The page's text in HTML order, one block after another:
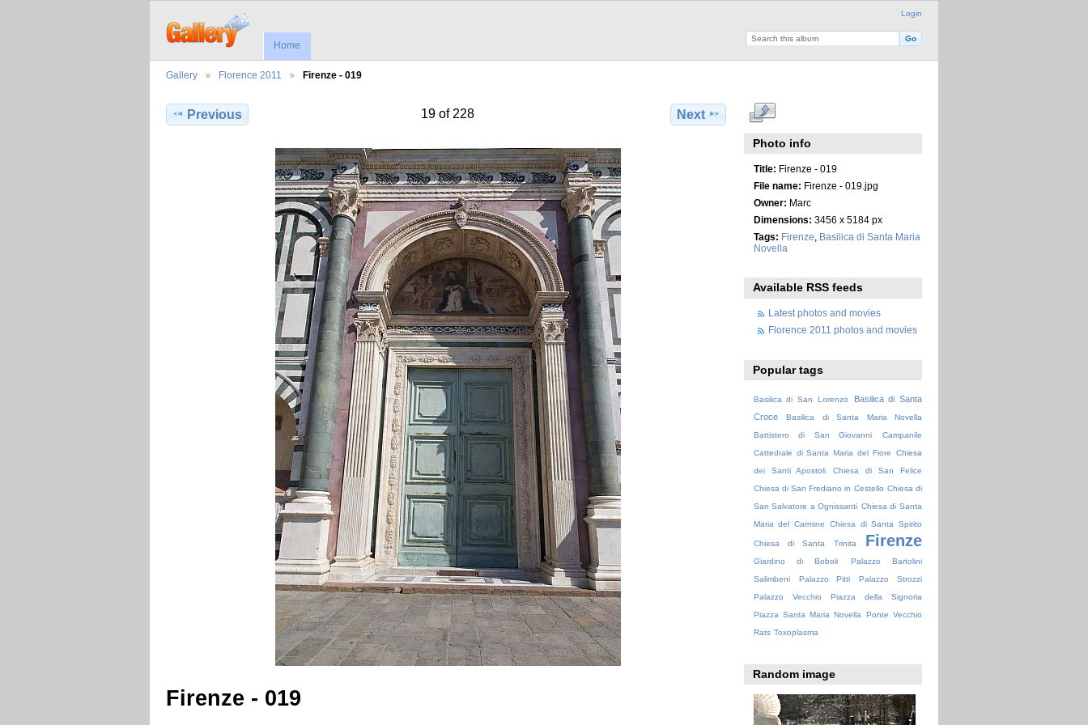
Login
Home
Gallery Florence 2011 Firenze - 019
Previous 19 of 228 Next
Firenze - 019
Photo info
Title: Firenze - 019
File name: Firenze - 019.jpg
Owner: Marc
Dimensions: 3456 x 5184 px
Tags: Firenze
Basilica di Santa Maria
Novella
Available RSS feeds
Latest photos and movies
Florence 2011 photos and movies
Popular tags
Basilica di San Lorenzo
Basilica di Santa
Croce
Basilica di Santa Maria Novella
Battistero di San Giovanni
Campanile
Cattedrale di Santa Maria del Fiore
Chiesa
dei Santi Apostoli
Chiesa di San Felice
Chiesa di San Frediano in Cestello Chiesa di
San Salvatore a Ognissanti Chiesa di Santa
Maria del Carmine
Chiesa di Santa Spirito
Chiesa di Santa Trinita Firenze
Giardino di Boboli
Palazzo Bartolini
Salimbeni
Palazzo Pitti
Palazzo Strozzi
Palazzo Vecchio
Piazza della Signoria
Piazza Santa Maria Novella
Ponte Vecchio
Rats Toxoplasma
Random image